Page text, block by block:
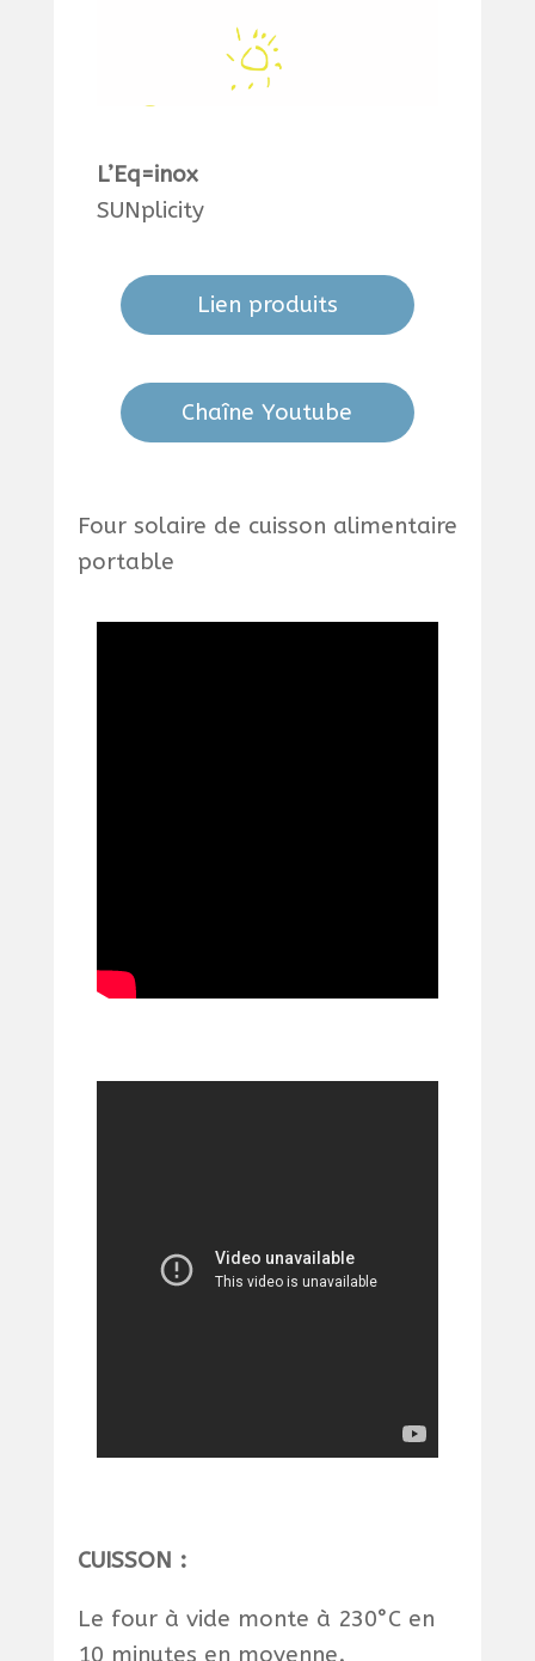
L’Eq=inox
SUNplicity
Lien produits
Chaîne Youtube
Four solaire de cuisson alimentaire
portable
CUISSON :
Le four à vide monte à 230°C en
10 minutes en moyenne.